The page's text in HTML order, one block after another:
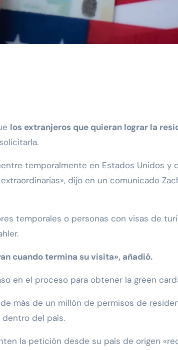
los extranjeros que quieran lograr la
temporalmente en Estados Unidos y
dijo en un comunicado
temporales o personas con visas de
cuando termina su visita», añadió.
en el proceso para obtener la green
más de un millón de permisos de
del país.
la petición desde su país de origen